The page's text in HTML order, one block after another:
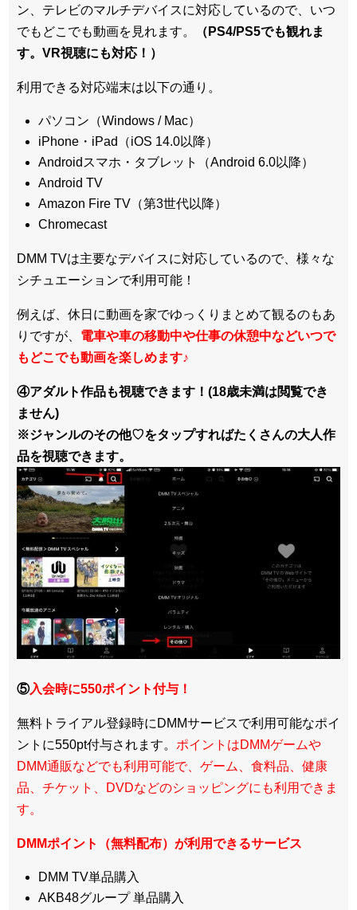
ン、テレビのマルチデバイスに対応しているので、いつ
でもどこでも動画を見れます。
（PS4/PS5でも観れま
す。VR視聴にも対応！）
利用できる対応端末は以下の通り。
パソコン（Windows / Mac）
iPhone・iPad（iOS 14.0以降）
Androidスマホ・タブレット（Android 6.0以降）
Android TV
Amazon Fire TV（第3世代以降）
Chromecast
DMM TVは主要なデバイスに対応しているので、 様々な
シチュエーションで利用可能！
例えば、休日に動画を家でゆっくりまとめて観るのもあ
りですが、 電車や車の移動中や仕事の休憩中などいつで
もどこでも動画を楽しめます♪
④アダルト作品も視聴できます！(18歳未満は閲覧でき
ません)
※ジャンルのその他♡をタップすればたくさんの大人作
品を視聴できます。
⑤入会時に550ポイント付与！
無料トライアル登録時にDMMサービスで利用可能なポイ
ントに550pt付与されます。 ポイントはDMMゲームや
DMM通販などでも利用可能で、ゲーム、食料品、健康
品、チケット、DVDなどのショッピングにも利用できま
す。
DMMポイント（無料配布）が利用できるサービス
DMM TV単品購入
AKB48グループ 単品購入